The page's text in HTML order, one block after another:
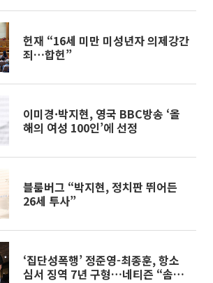
헌재 “16세 미만 미성년자 의제강간
죄…합헌”
이미경·박지현, 영국 BBC방송 ‘올
해의 여성 100인’에 선정
블룸버그 “박지현, 정치판 뛰어든
26세 투사”
‘집단성폭행’ 정준영-최종훈, 항소
심서 징역 7년 구형…네티즌 “솜방